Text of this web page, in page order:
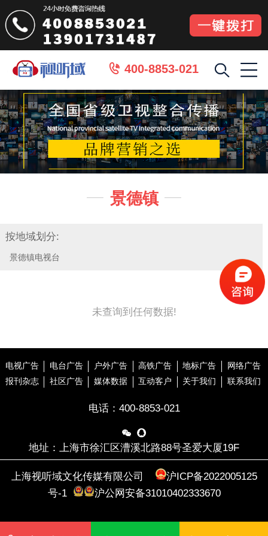
 400-8853-021
 景德镇 
按地域划分:
景德镇电视台
未查询到任何数据!
电视广告 电台广告 户外广告 高铁广告 地标广告
网络广告
报刊杂志
社区广告 媒体数据 互动客户 关于我们 联系我们
电话： 400-8853-021
 
地址：上海市徐汇区漕溪北路88号圣爱大厦19F
上海视听域文化传媒有限公司
沪ICP备2022005125
号-1
沪公网安备31010402333670